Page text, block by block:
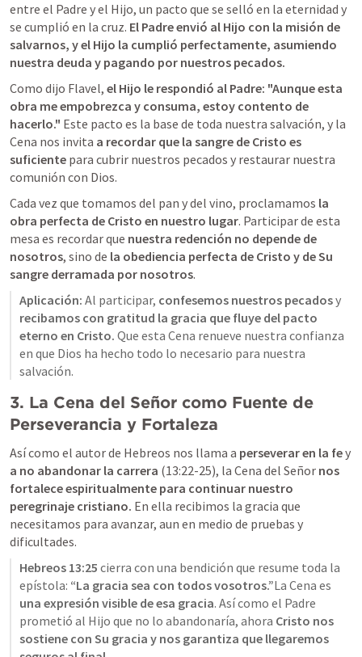
entre el Padre y el Hijo, un pacto que se selló en la eternidad y
se cumplió en la cruz. El Padre envió al Hijo con la misión de
salvarnos, y el Hijo la cumplió perfectamente, asumiendo
nuestra deuda y pagando por nuestros pecados.
Como dijo Flavel, el Hijo le respondió al Padre: "Aunque esta
obra me empobrezca y consuma, estoy contento de
hacerlo." Este pacto es la base de toda nuestra salvación, y la
Cena nos invita a recordar que la sangre de Cristo es
suficiente para cubrir nuestros pecados y restaurar nuestra
comunión con Dios.
Cada vez que tomamos del pan y del vino, proclamamos la
obra perfecta de Cristo en nuestro lugar. Participar de esta
mesa es recordar que nuestra redención no depende de
nosotros, sino de la obediencia perfecta de Cristo y de Su
sangre derramada por nosotros.
Aplicación: Al participar, confesemos nuestros pecados
recibamos con gratitud la gracia que fluye del pacto
eterno en Cristo. Que esta Cena renueve nuestra confianza
en que Dios ha hecho todo lo necesario para nuestra
3. La Cena del Señor como Fuente de
Perseverancia y Fortaleza
Así como el autor de Hebreos nos llama a perseverar en la fe
a no abandonar la carrera (13:22-25), la Cena del Señor nos
fortalece espiritualmente para continuar nuestro
peregrinaje cristiano. En ella recibimos la gracia que
necesitamos para avanzar, aun en medio de pruebas y
dificultades.
Hebreos 13:25 cierra con una bendición que resume toda la
epístola: “La gracia sea con todos vosotros.”
una expresión visible de esa gracia. Así como el Padre
prometió al Hijo que no lo abandonaría, ahora Cristo nos
sostiene con Su gracia y nos garantiza que llegaremos